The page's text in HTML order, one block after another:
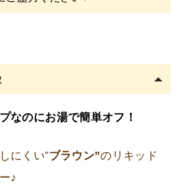
従事者のみ購入可能です。
でご登録の方は、
なのにお湯で簡単オフ ！
にくい”ブラウン”のリキッド
♪